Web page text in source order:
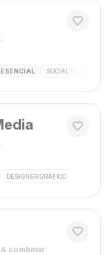
Brasil
SOCIAL MEDIA
DESIGNER GRÁFICO
A combinar·